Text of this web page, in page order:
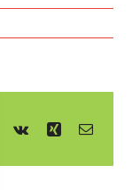
Pinterest
Vk XingE-